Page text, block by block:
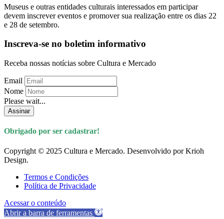
Museus e outras entidades culturais interessados em participar
devem inscrever eventos e promover sua realização entre os dias 22
e 28 de setembro.
Inscreva-se no boletim informativo
Receba nossas notícias sobre Cultura e Mercado
Email
Nome
Please wait...
Assinar
Obrigado por ser cadastrar!
Copyright © 2025 Cultura e Mercado. Desenvolvido por Krioh
Design.
Termos e Condições
Política de Privacidade
Acessar o conteúdo
Abrir a barra de ferramentas